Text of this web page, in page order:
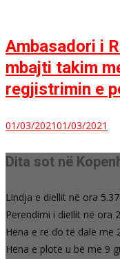
Ambasadori i
mbajti takim
regjistrimin e
01/03/202101/03/2021
Dita sot në
Lindja e diellit në ora 5.37
Perendimi i diellit në ora
Hëna e re do të dalë me
Hëna e plotë u bë me 9